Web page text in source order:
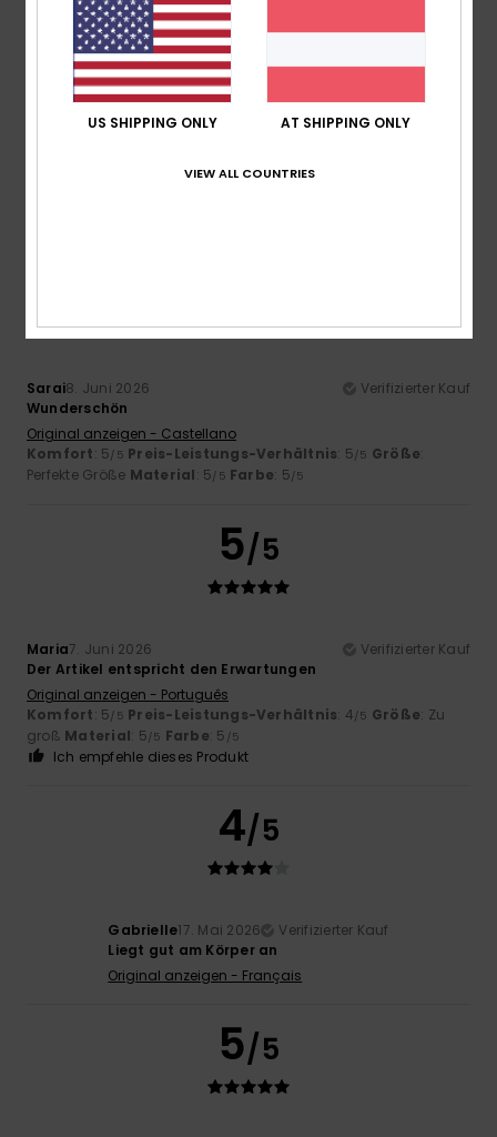
Isabelle5. Juli 2026
Verifizierter Kauf
Sehr bequem und schön
Preis-Leistungs-Verhältnis
Sarai8. Juni 2026
Verifizierter Kauf
Wunderschön
Original anzeigen - Castellano
Komfort: 5/5 Preis-Leistungs-Verhältnis: 5/5 Größe:
Perfekte Größe Material: 5/5 Farbe: 5/5
5/5
Maria7. Juni 2026
Verifizierter Kauf
Der Artikel entspricht den Erwartungen
Original anzeigen - Português
Komfort: 5/5 Preis-Leistungs-Verhältnis: 4/5 Größe: Zu
groß Material: 5/5 Farbe: 5 /5
Ich empfehle dieses Produkt
4/5
Gabrielle17. Mai 2026
Verifizierter Kauf
Liegt gut am Körper an
Original anzeigen - Français
5/5
US SHIPPING ONLY AT SHIPPING ONLY
VIEW ALL COUNTRIES